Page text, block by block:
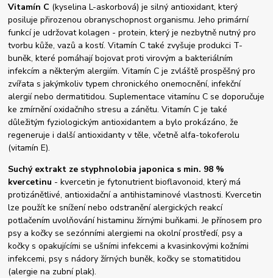
Vitamín C (kyselina L-askorbová) je silný antioxidant, který
posiluje přirozenou obranyschopnost organismu. Jeho primární
funkcí je udržovat kolagen - protein, který je nezbytně nutný pro
tvorbu kůže, vazů a kostí. Vitamín C také zvyšuje produkci T-
buněk, které pomáhají bojovat proti virovým a bakteriálním
infekcím a některým alergiím. Vitamín C je zvláště prospěšný pro
zvířata s jakýmkoliv typem chronického onemocnění, infekční
alergií nebo dermatitidou. Suplementace vitamínu C se doporučuje
ke zmírnění oxidačního stresu a zánětu. Vitamín C je také
důležitým fyziologickým antioxidantem a bylo prokázáno, že
regeneruje i další antioxidanty v těle, včetně alfa-tokoferolu
(vitamín E).
Suchý extrakt ze styphnolobia japonica s min. 98 %
kvercetinu - kvercetin je fytonutrient bioflavonoid, který má
protizánětlivé, antioxidační a antihistaminové vlastnosti. Kvercetin
lze použít ke snížení nebo odstranění alergických reakcí
potlačením uvolňování histaminu žírnými buňkami. Je přínosem pro
psy a kočky se sezónními alergiemi na okolní prostředí, psy a
kočky s opakujícími se ušními infekcemi a kvasinkovými kožními
infekcemi, psy s nádory žírných buněk, kočky se stomatitidou
(alergie na zubní plak).